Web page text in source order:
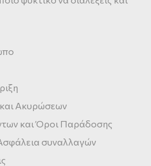
Ακυρώσεων
και Όροι Παράδοσης
συναλλαγών